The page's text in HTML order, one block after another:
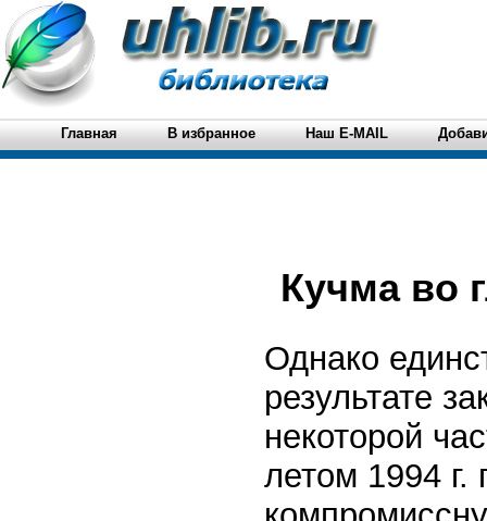
Главная В избранное Наш E-MAIL
Кучма во
Однако
результате
некоторой
летом 1994 г.